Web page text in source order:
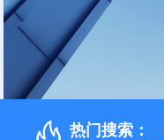
热门搜索：